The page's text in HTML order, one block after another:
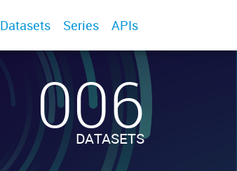
Datasets Series APIs
006
DATASETS